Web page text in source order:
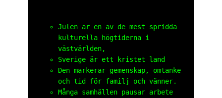
Julen är en av de mest spridda
kulturella högtiderna i
västvärlden,
Sverige är ett kristet land
Den markerar gemenskap, omtanke
och tid för familj och vänner.
Många samhällen pausar arbete